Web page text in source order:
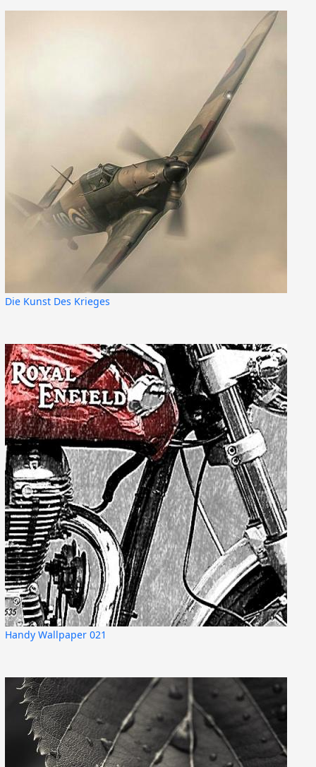
Die Kunst Des Krieges
Handy Wallpaper 021